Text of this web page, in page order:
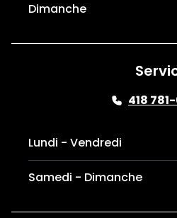
Dimanche
418
Lundi - Vendredi
Samedi - Dimanche